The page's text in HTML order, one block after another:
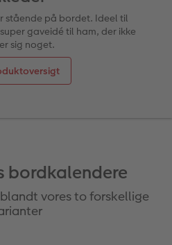
bryllupsgave
Color pop
på fotopapir
med kort
med plakatliste
stående på bordet. Ideel til
gaveidé til ham, der ikke
sig noget.
bordkalendere
vores to forskellige